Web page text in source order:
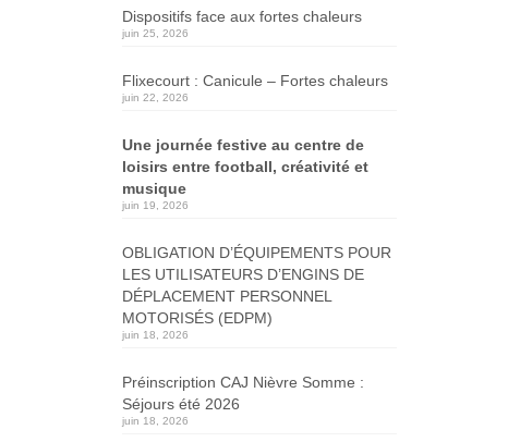
Dispositifs face aux fortes chaleurs
juin 25, 2026
Flixecourt : Canicule – Fortes chaleurs
juin 22, 2026
Une journée festive au centre de
loisirs entre football, créativité et
musique
juin 19, 2026
OBLIGATION D’ÉQUIPEMENTS POUR
LES UTILISATEURS D’ENGINS DE
DÉPLACEMENT PERSONNEL
MOTORISÉS (EDPM)
juin 18, 2026
Préinscription CAJ Nièvre Somme :
Séjours été 2026
juin 18, 2026